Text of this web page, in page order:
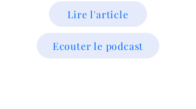
Lire l'article
Ecouter le podcast